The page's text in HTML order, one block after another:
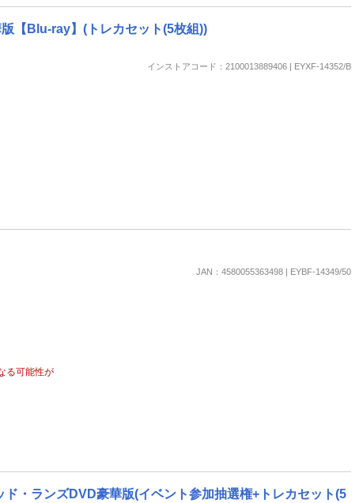
【Blu-ray】(トレカセット(5枚組))
インストアコード：2100013889406 | EYXF-14352/B
JAN：4580055363498 | EYBF-14349/50
る可能性が
・ランズDVD豪華版(イベント参加抽選権+トレカセット(5